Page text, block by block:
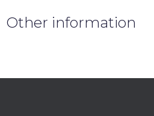
Other information